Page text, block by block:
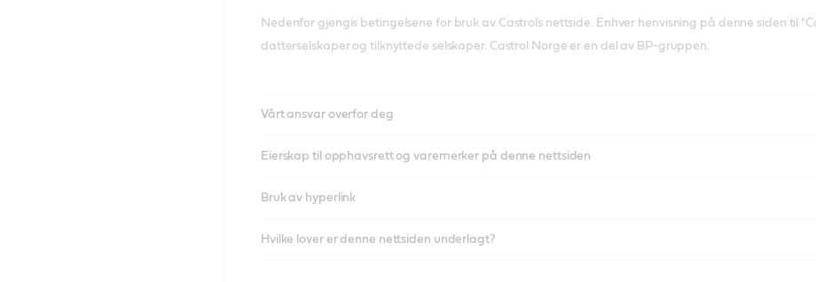
Nedenfor gjengis betingelsene for bruk av Castrols nettside. Enhver henvisning på denne siden til
datterselskaper og tilknyttede selskaper. Castrol Norge er en del av BP-gruppen.
Vårt ansvar overfor deg
Eierskap til opphavsrett og varemerker på denne nettsiden
Bruk av hyperlink
Hvilke lover er denne nettsiden underlagt?